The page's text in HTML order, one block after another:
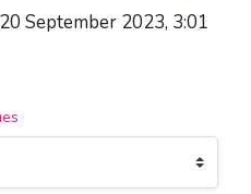
September 2023, 3:01